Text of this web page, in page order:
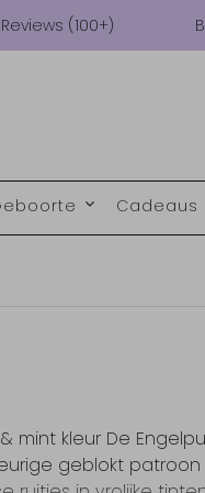
(100+)
Cadeaus
mint kleur De
geblokt patroon